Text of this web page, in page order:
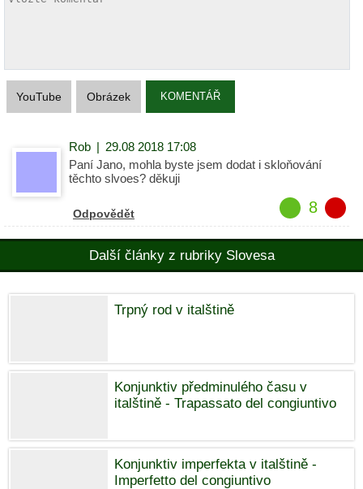
YouTube Obrázek KOMENTÁŘ
Rob | 29.08 2018 17:08
Paní Jano, mohla byste jsem dodat i skloňování
těchto slvoes? děkuji
Odpovědět 8
Další články z rubriky Slovesa
Trpný rod v italštině
Konjunktiv předminulého času v
italštině - Trapassato del congiuntivo
Konjunktiv imperfekta v italštině -
Imperfetto del congiuntivo